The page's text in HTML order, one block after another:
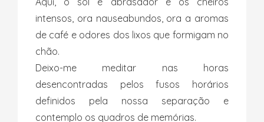
intensos, ora nauseabundos, ora a aromas
de café e odores dos lixos que formigam no
chão.
Deixo-me meditar nas horas
desencontradas pelos fusos horários
definidos pela nossa separação e
contemplo os quadros de memórias.